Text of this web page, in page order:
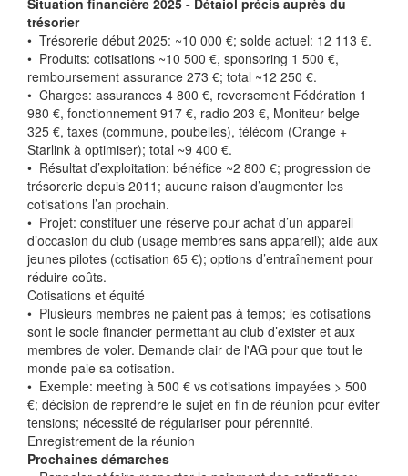
Situation financière 2025 - Détaiol précis auprès du
trésorier
•⁠ ⁠Trésorerie début 2025: ~10 000 €; solde actuel: 12 113 €.
•⁠ ⁠Produits: cotisations ~10 500 €, sponsoring 1 500 €,
remboursement assurance 273 €; total ~12 250 €.
•⁠ ⁠Charges: assurances 4 800 €, reversement Fédération 1
980 €, fonctionnement 917 €, radio 203 €, Moniteur belge
325 €, taxes (commune, poubelles), télécom (Orange +
Starlink à optimiser); total ~9 400 €.
•⁠ ⁠Résultat d’exploitation: bénéfice ~2 800 €; progression de
trésorerie depuis 2011; aucune raison d’augmenter les
cotisations l’an prochain.
•⁠ ⁠Projet: constituer une réserve pour achat d’un appareil
d’occasion du club (usage membres sans appareil); aide aux
jeunes pilotes (cotisation 65 €); options d’entraînement pour
réduire coûts.
Cotisations et équité
•⁠ ⁠Plusieurs membres ne paient pas à temps; les cotisations
sont le socle financier permettant au club d’exister et aux
membres de voler. Demande clair de l'AG pour que tout le
monde paie sa cotisation.
•⁠ ⁠Exemple: meeting à 500 € vs cotisations impayées > 500
€; décision de reprendre le sujet en fin de réunion pour éviter
tensions; nécessité de régulariser pour pérennité.
Enregistrement de la réunion
Prochaines démarches